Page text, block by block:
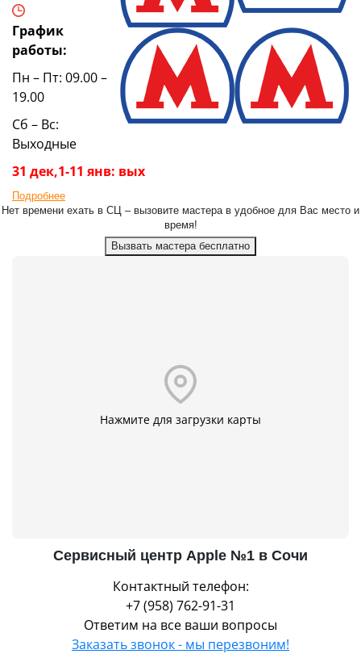
График
работы:
Пн – Пт: 09.00 –
19.00
Сб – Вс:
Выходные
31 дек,1-11 янв: вых
Подробнее
Нет времени ехать в СЦ – вызовите мастера в удобное для Вас место и
время!
Вызвать мастера бесплатно
Нажмите для загрузки карты
Сервисный центр Apple №1 в Сочи
Контактный телефон:
+7 (958) 762-91-31
Ответим на все ваши вопросы
Заказать звонок - мы перезвоним!